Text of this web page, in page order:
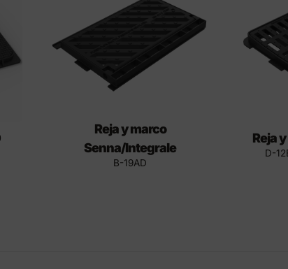
Reja y marco
Senna/Integrale
B-19AD
Reja
D-